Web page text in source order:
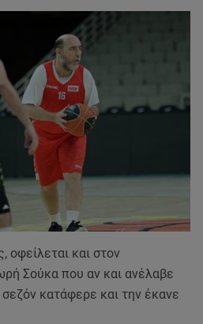
οφείλεται και στον
Σούκα που αν και ανέλαβε
κατάφερε και την έκανε